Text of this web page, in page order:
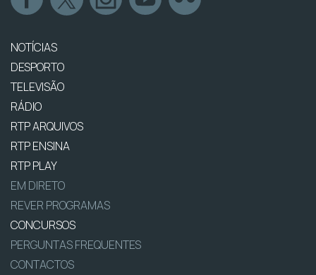
NOTÍCIAS
DESPORTO
TELEVISÃO
RÁDIO
RTP ARQUIVOS
RTP ENSINA
RTP PLAY
EM DIRETO
REVER PROGRAMAS
CONCURSOS
PERGUNTAS FREQUENTES
CONTACTOS